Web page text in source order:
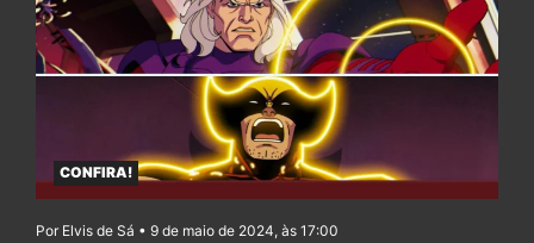
CONFIRA!
Por Elvis de Sá • 9 de maio de 2024, às 17:00